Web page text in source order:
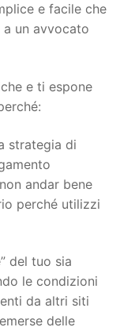
e facile che
a un avvocato
e ti espone
strategia di
andar bene
perché utilizzi
del tuo sia
le condizioni
da altri siti
delle